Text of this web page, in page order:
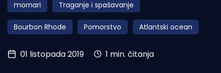
Otoci
Turizam i nautika
Pomorstvo
mornari Traganje i spašavanje
Bourbon Rhode Pomorstvo Atlantski ocean
01 listopada 2019 1 min. čitanja